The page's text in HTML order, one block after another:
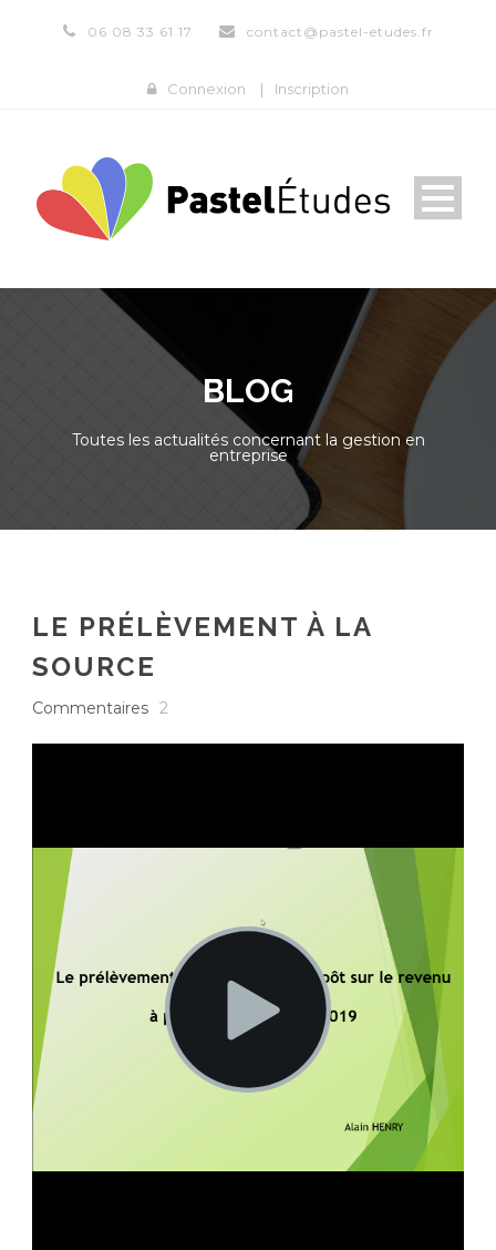
06 08 33 61 17 contact@pastel-etudes.fr
Connexion | Inscription
BLOG
Toutes les actualités concernant la gestion en
entreprise
LE PRÉLÈVEMENT À LA
SOURCE
Commentaires 2